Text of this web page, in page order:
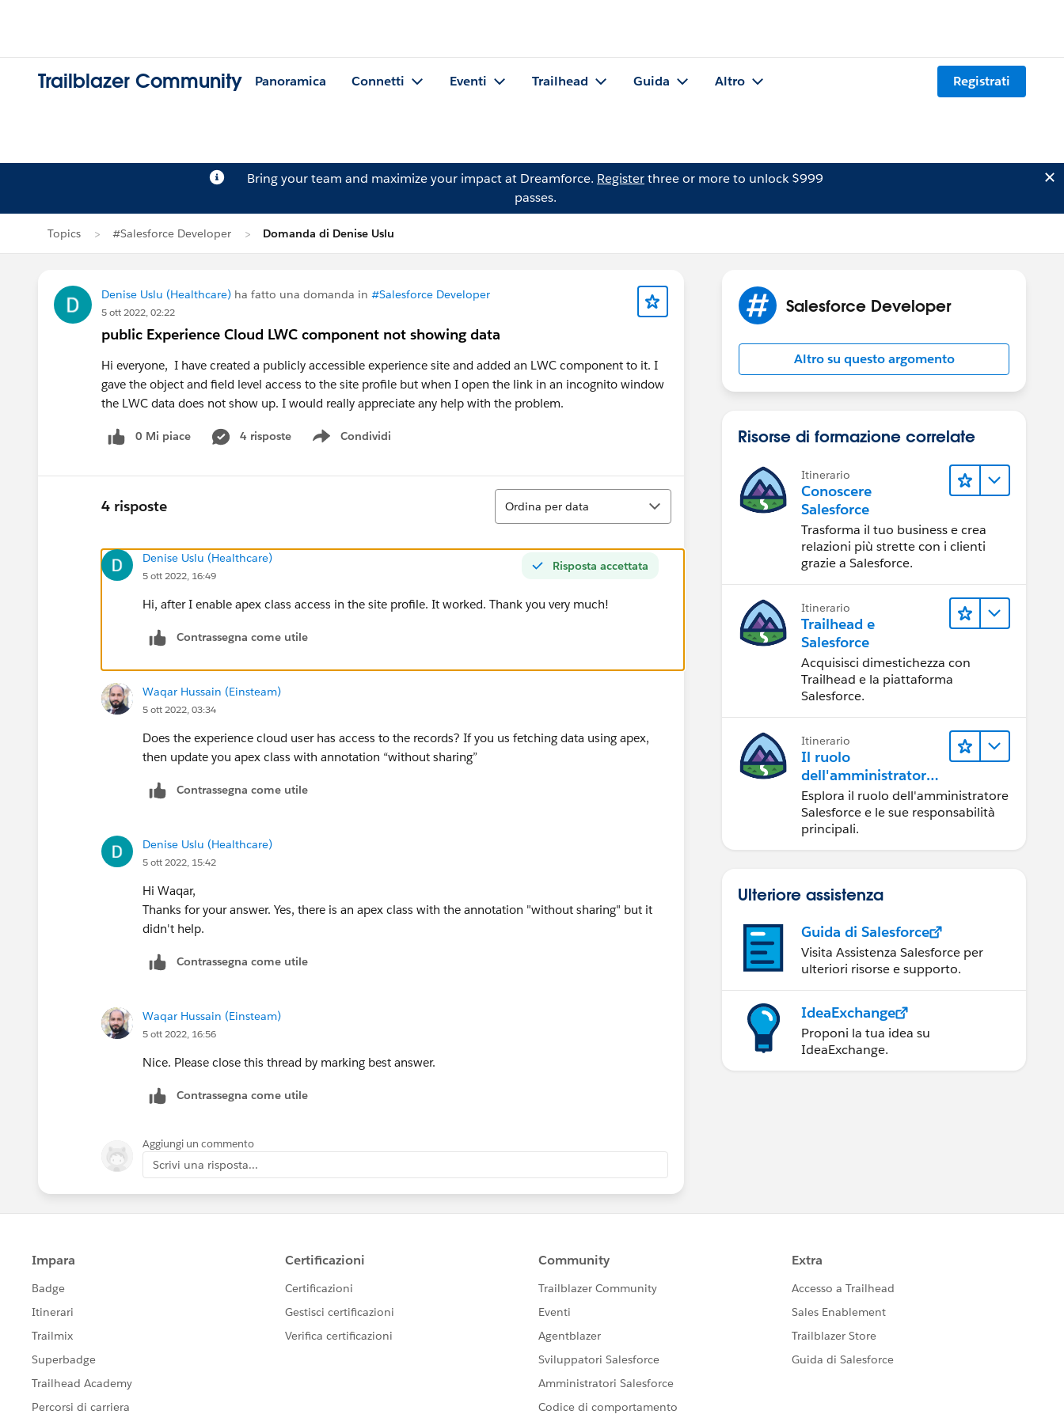
Trailblazer Community Panoramica Connetti Eventi Trailhead Guida Altro Registrati
Bring your team and maximize your impact at Dreamforce. Registerthree or more to unlock $999
passes.
Topics #Salesforce Developer Domanda di Denise Uslu
Denise Uslu (Healthcare) ha fatto una domanda in #Salesforce Developer
5 ott 2022, 02:22
public Experience Cloud LWC component not showing data
Hi everyone, I have created a publicly accessible experience site and added an LWC component to it. I
gave the object and field level access to the site profile but when I open the link in an incognito window
the LWC data does not show up. I would really appreciate any help with the problem.
0 Mi piace 4 risposte Condividi
Show menu
4 risposte
Ordina
Ordina per data
Risposta accettata
Denise Uslu (Healthcare)
5 ott 2022, 16:49
Hi, after I enable apex class access in the site profile. It worked. Thank you very much!
Contrassegna come utile
Waqar Hussain (Einsteam)
5 ott 2022, 03:34
Does the experience cloud user has access to the records? If you us fetching data using apex,
then update you apex class with annotation “without sharing”
Contrassegna come utile
Denise Uslu (Healthcare)
5 ott 2022, 15:42
Hi Waqar,
Thanks for your answer. Yes, there is an apex class with the annotation "without sharing" but it
didn't help.
Contrassegna come utile
Waqar Hussain (Einsteam)
5 ott 2022, 16:56
Nice. Please close this thread by marking best answer.
Contrassegna come utile
Aggiungi un commento
Scrivi una risposta...
Salesforce Developer
Altro su questo argomento
Risorse di formazione correlate
Itinerario
Conoscere
Salesforce
Trasforma il tuo business e crea
relazioni più strette con i clienti
grazie a Salesforce.
Itinerario
Trailhead e
Salesforce
Acquisisci dimestichezza con
Trailhead e la piattaforma
Salesforce.
Itinerario
Il ruolo
dell'amministratore
Salesforce
Esplora il ruolo dell'amministratore
Salesforce e le sue responsabilità
principali.
Ulteriore assistenza
Guida di Salesforce
Visita Assistenza Salesforce per
ulteriori risorse e supporto.
IdeaExchange
Proponi la tua idea su
IdeaExchange.